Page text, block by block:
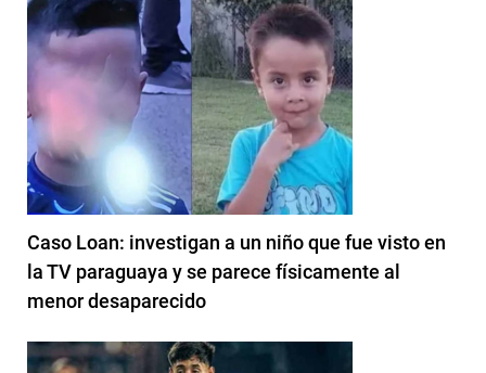
Caso Loan: investigan a un niño que fue visto en
la TV paraguaya y se parece físicamente al
menor desaparecido